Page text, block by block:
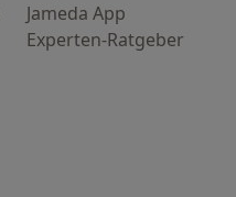
Jameda App
Experten-Ratgeber